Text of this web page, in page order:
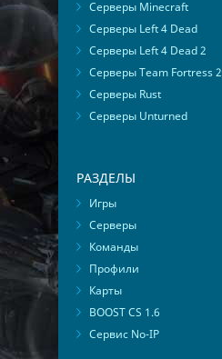
Серверы Minecraft
Серверы Left 4 Dead
Серверы Left 4 Dead 2
Серверы Team Fortress 2
Серверы Rust
Серверы Unturned
РАЗДЕЛЫ
Игры
Серверы
Команды
Профили
Карты
BOOST CS 1.6
Сервис No-IP